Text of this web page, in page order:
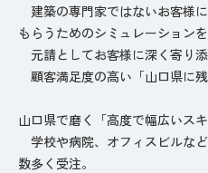
建築の専門家ではないお客様
もらうためのシミュレーション
元請としてお客様に深く寄り添
顧客満足度の高い「山口県に
山口県で磨く「高度で幅広いスキ
学校や病院、オフィスビルな
数多く受注。